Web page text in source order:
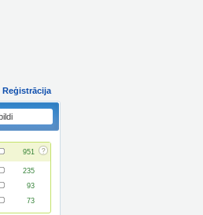
Reģistrācija
951 ?
235
93
73